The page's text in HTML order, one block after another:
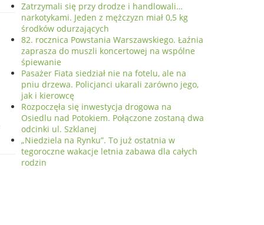
Zatrzymali się przy drodze i handlowali…
narkotykami. Jeden z mężczyzn miał 0,5 kg
środków odurzających
82. rocznica Powstania Warszawskiego. Łaźnia
zaprasza do muszli koncertowej na wspólne
śpiewanie
Pasażer Fiata siedział nie na fotelu, ale na
pniu drzewa. Policjanci ukarali zarówno jego,
jak i kierowcę
Rozpoczęła się inwestycja drogowa na
Osiedlu nad Potokiem. Połączone zostaną dwa
odcinki ul. Szklanej
„Niedziela na Rynku”. To już ostatnia w
tegoroczne wakacje letnia zabawa dla całych
rodzin